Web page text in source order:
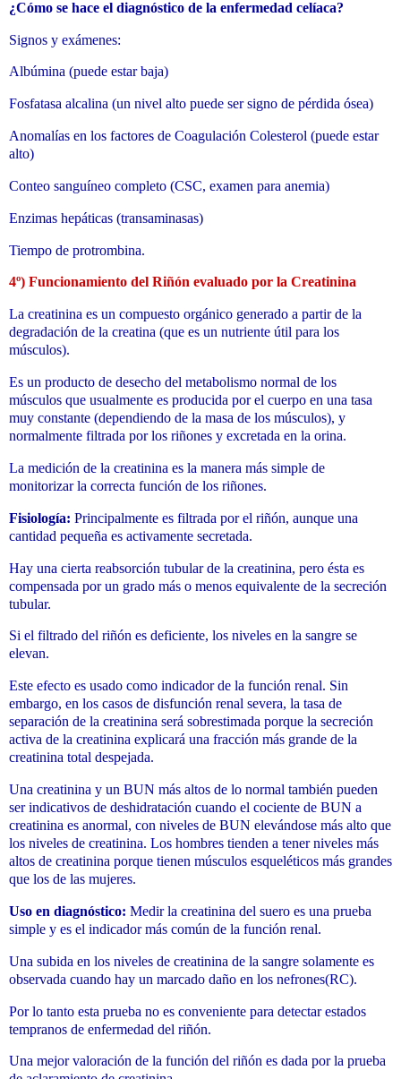
¿Cómo se hace el diagnóstico de la enfermedad celíaca?
Signos y exámenes:
Albúmina (puede estar baja)
Fosfatasa alcalina (un nivel alto puede ser signo de pérdida ósea)
Anomalías en los factores de Coagulación Colesterol (puede estar
alto)
Conteo sanguíneo completo (CSC, examen para anemia)
Enzimas hepáticas (transaminasas)
Tiempo de protrombina.
4º) Funcionamiento del Riñón evaluado por la Creatinina
La creatinina es un compuesto orgánico generado a partir de la
degradación de la creatina (que es un nutriente útil para los
músculos).
Es un producto de desecho del metabolismo normal de los
músculos que usualmente es producida por el cuerpo en una tasa
muy constante (dependiendo de la masa de los músculos), y
normalmente filtrada por los riñones y excretada en la orina.
La medición de la creatinina es la manera más simple de
monitorizar la correcta función de los riñones.
Fisiología: Principalmente es filtrada por el riñón, aunque una
cantidad pequeña es activamente secretada.
Hay una cierta reabsorción tubular de la creatinina, pero ésta es
compensada por un grado más o menos equivalente de la secreción
tubular.
Si el filtrado del riñón es deficiente, los niveles en la sangre se
elevan.
Este efecto es usado como indicador de la función renal. Sin
embargo, en los casos de disfunción renal severa, la tasa de
separación de la creatinina será sobrestimada porque la secreción
activa de la creatinina explicará una fracción más grande de la
creatinina total despejada.
Una creatinina y un BUN más altos de lo normal también pueden
ser indicativos de deshidratación cuando el cociente de BUN a
creatinina es anormal, con niveles de BUN elevándose más alto que
los niveles de creatinina. Los hombres tienden a tener niveles más
altos de creatinina porque tienen músculos esqueléticos más grandes
que los de las mujeres.
Uso en diagnóstico: Medir la creatinina del suero es una prueba
simple y es el indicador más común de la función renal.
Una subida en los niveles de creatinina de la sangre solamente es
observada cuando hay un marcado daño en los nefrones(RC).
Por lo tanto esta prueba no es conveniente para detectar estados
tempranos de enfermedad del riñón.
Una mejor valoración de la función del riñón es dada por la prueba